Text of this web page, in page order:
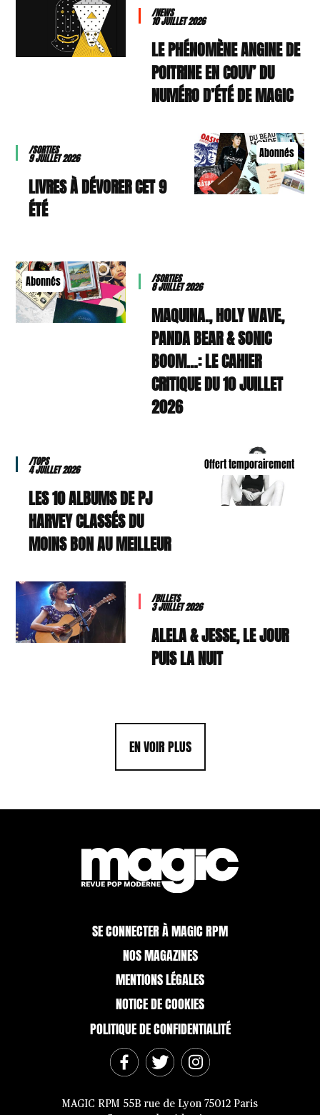
/NEWS
10 JUILLET 2026
LE PHÉNOMÈNE ANGINE DE
POITRINE EN COUV’ DU
NUMÉRO D’ÉTÉ DE MAGIC
Abonnés
/SORTIES
9 JUILLET 2026
9 LIVRES À DÉVORER CET
ÉTÉ
Abonnés /SORTIES
8 JUILLET 2026
MAQUINA., HOLY WAVE,
PANDA BEAR & SONIC
BOOM…: LE CAHIER
CRITIQUE DU 10 JUILLET
2026
Offert temporairement
/TOPS
4 JUILLET 2026
LES 10 ALBUMS DE PJ
HARVEY CLASSÉS DU
MOINS BON AU MEILLEUR
/BILLETS
3 JUILLET 2026
ALELA & JESSE, LE JOUR
PUIS LA NUIT
EN VOIR PLUS
SE CONNECTER À MAGIC RPM
NOS MAGAZINES
MENTIONS LÉGALES
NOTICE DE COOKIES
POLITIQUE DE CONFIDENTIALITÉ
MAGIC RPM 55B rue de Lyon 75012 Paris